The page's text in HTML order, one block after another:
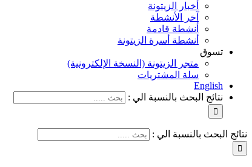
أخبار الزيتونة
آخر الأنشطة
أنشطة قادمة
أنشطة أسرة الزيتونة
تسوق
متجر الزيتونة (النسخة الإلكترونية)
سلة المشتريات
English
نتائج البحث بالنسبة الي :
نتائج البحث بالنسبة الي :